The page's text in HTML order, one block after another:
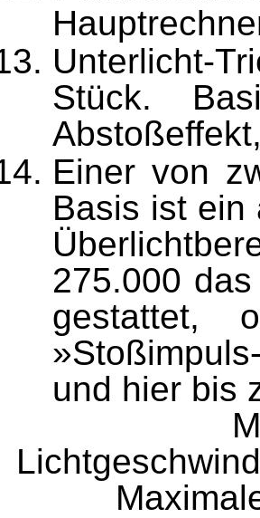
Unterlicht-
Stück.
Einer von
Basis ist ein
275.000
gestattet,
und hier bis
Maximale